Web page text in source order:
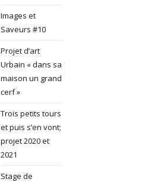
Images et
Saveurs #10
Projet d’art
Urbain « dans sa
maison un grand
cerf »
Trois petits tours
et puis s’en vont;
projet 2020 et
2021
Stage de